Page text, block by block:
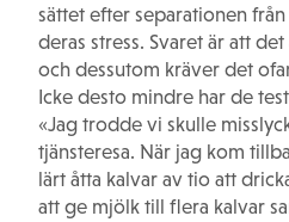
sättet efter separationen
deras stress. Svaret är att
och dessutom kräver det
Icke desto mindre har de
«Jag trodde vi skulle
tjänsteresa. När jag kom
lärt åtta kalvar av tio att
att ge mjölk till flera kalvar